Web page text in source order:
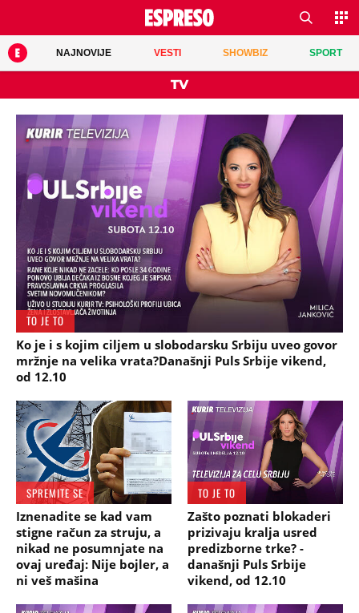
NAJNOVIJE VESTI SHOWBIZ SPORT
TV
TO JE TO
Ko je i s kojim ciljem u slobodarsku Srbiju uveo govor
mržnje na velika vrata?Današnji Puls Srbije vikend,
od 12.10
SPREMITE SE
Iznenadite se kad vam
stigne račun za struju, a
nikad ne posumnjate na
ovaj uređaj: Nije bojler, a
ni veš mašina
TO JE TO
Zašto poznati blokaderi
prizivaju kralja usred
predizborne trke? -
današnji Puls Srbije
vikend, od 12.10